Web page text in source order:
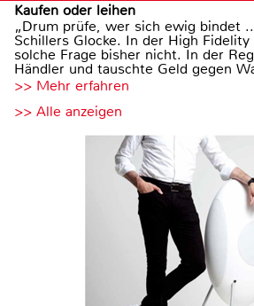
Kaufen oder leihen
„Drum prüfe, wer sich ewig bindet
Schillers Glocke. In der High
solche Frage bisher nicht. In der
Händler und tauschte Geld gegen
>> Mehr erfahren
>> Alle anzeigen